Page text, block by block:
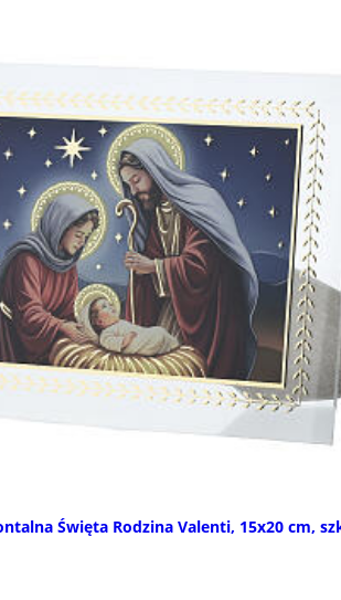
Święta Rodzina Valenti, 15x20 cm,